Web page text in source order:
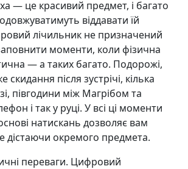
— це красивий предмет, і багато
віддавати їй
лічильник не призначений
моменти, коли фізична
— а таких багато. Подорожі,
після зустрічі, кілька
півгодини між Магрібом та
і так у руці. У всі ці моменти
натискань дозволяє вам
дістаючи окремого предмета.
переваги. Цифровий